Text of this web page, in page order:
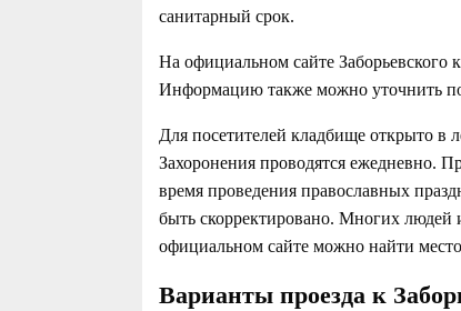
санитарный срок.
На официальном сайте Заборьевского
Информацию также можно уточнить
Для посетителей кладбище открыто в
Захоронения проводятся ежедневно.
время проведения православных
быть скорректировано. Многих людей
официальном сайте можно найти
Варианты проезда к